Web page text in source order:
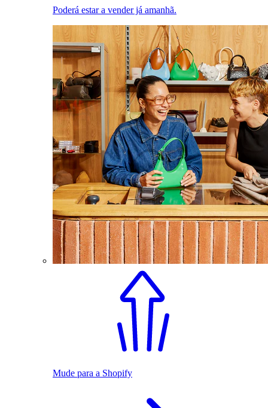
Poderá estar a vender já amanhã.
Mude para a Shopify